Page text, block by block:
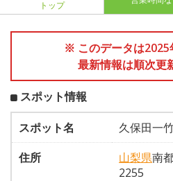
トップ
※ このデータは2025
最新情報は順次更
スポット情報
スポット名
久保田一
住所
山梨県南
2255